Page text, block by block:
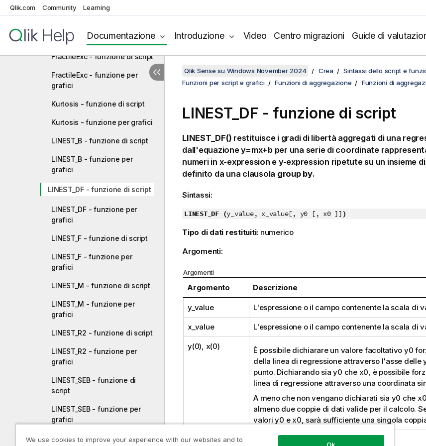
Qlik.com Community Learning
Documentazione Introduzione Video Centro migrazioni Guide di
Fractile - funzione per grafici
FractileExc - funzione di script
FractileExc - funzione per
grafici
Kurtosis - funzione di script
Kurtosis - funzione per grafici
LINEST_B - funzione di script
LINEST_B - funzione per
grafici
LINEST_DF - funzione di script
LINEST_DF - funzione per
grafici
LINEST_F - funzione di script
LINEST_F - funzione per
grafici
LINEST_M - funzione di script
LINEST_M - funzione per
grafici
LINEST_R2 - funzione di script
LINEST_R2 - funzione per
grafici
LINEST_SEB - funzione di
script
LINEST_SEB - funzione per
grafici
LINEST_SEM - funzione di
Qlik Sense su Windows November 2024 Crea
Sintassi dello script e
Funzioni per script e grafici
Funzioni di aggregazione Funzioni di
LINEST_DF - funzione di script
LINEST_DF() restituisce i gradi di libertà aggregati di una
dall'equazioney=mx+bper una serie di coordinate
numeri in x-expression e y-expression ripetute su un insieme
definito da una clausola group by.
Sintassi:
LINEST_DF (y_value, x_value[, y0 [, x0 ]] )
Tipo di dati restituiti: numerico
Argomenti:
Argomenti
Argomento Descrizione
y_value L'espressione o il campo contenente la scala di
x_value L'espressione o il campo contenente la scala di
y(0), x(0) È possibile dichiarare un valore facoltativo y0
della linea di regressione attraverso l'asse delle
punto. Dichiarando siay0 che x0, è possibile
linea di regressione attraverso una coordinata
A meno che non vengano dichiarati sia y0 che x0
almeno due coppie di dati valide per il calcolo.
valoriy0 e x0, sarà sufficiente una singola
We use cookies to improve your experience with our websites and to